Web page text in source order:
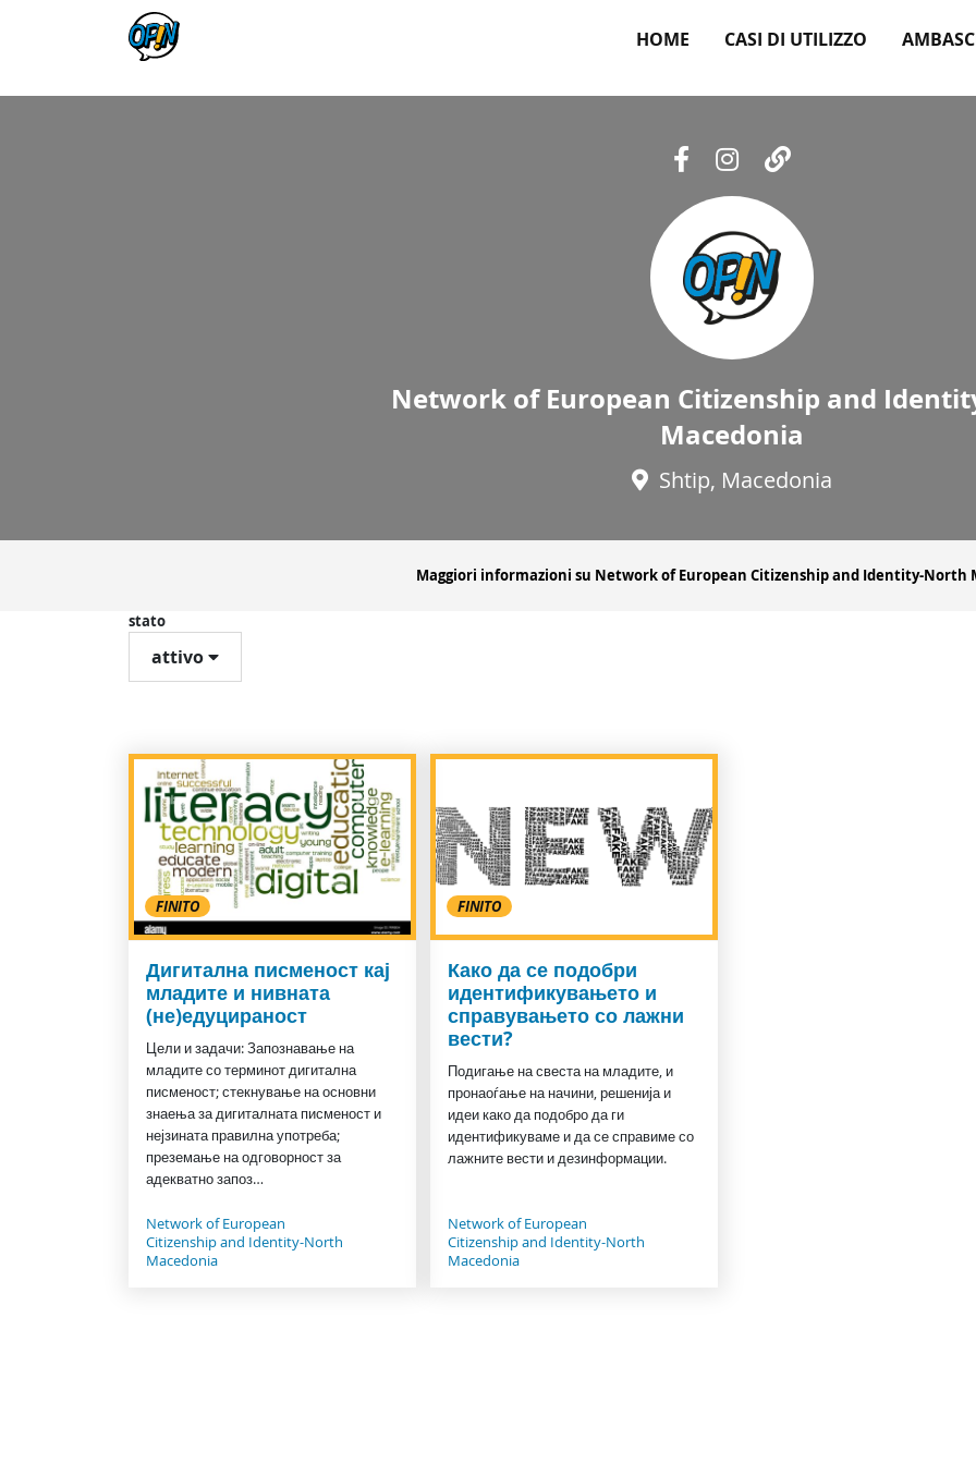
HOME CASI DI UTILIZZO
Network of European Citizenship and
Macedonia
Shtip, Macedonia
Maggiori informazioni su Network of European Citizenship and Identity-North
stato
attivo
FINITO
Дигитална писменост кај
младите и нивната
(не)едуцираност
Цели и задачи: Запознавање на
младите со терминот дигитална
писменост; стекнување на основни
знаења за дигиталната писменост и
нејзината правилна употреба;
преземање на одговорност за
адекватно запоз…
Network of European
Citizenship and Identity-North
Macedonia
FINITO
Како да се подобри
идентификувањето и
справувањето со лажни
вести?
Подигање на свеста на младите, и
пронаоѓање на начини, решенија и
идеи како да подобро да ги
идентификуваме и да се справиме со
лажните вести и дезинформации.
Network of European
Citizenship and Identity-North
Macedonia